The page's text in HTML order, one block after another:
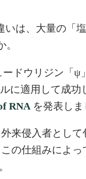
は、大量の「
ドウリジン「ψ
に適用して成功
RNA を発表しま
来侵入者とし
の仕組みによ